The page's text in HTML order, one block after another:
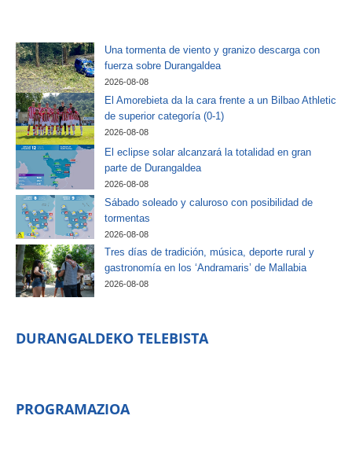
Una tormenta de viento y granizo descarga con
fuerza sobre Durangaldea
2026-08-08
El Amorebieta da la cara frente a un Bilbao Athletic
de superior categoría (0-1)
2026-08-08
El eclipse solar alcanzará la totalidad en gran
parte de Durangaldea
2026-08-08
Sábado soleado y caluroso con posibilidad de
tormentas
2026-08-08
Tres días de tradición, música, deporte rural y
gastronomía en los ‘Andramaris’ de Mallabia
2026-08-08
DURANGALDEKO TELEBISTA
PROGRAMAZIOA